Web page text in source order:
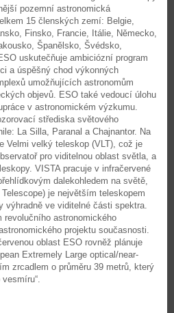
pozemní astronomická
15 členských zemí: Belgie,
Finsko, Francie, Itálie, Německo,
Španělsko, Švédsko,
uskutečňuje ambiciózní program
a úspěšný chod výkonných
umožňujících astronomům
objevů. ESO také vedoucí úlohu
v astronomickém výzkumu.
střediska světového
La Silla, Paranal a Chajnantor. Na
Velmi velký teleskop (VLT), což je
pro viditelnou oblast světla, a
VISTA pracuje v infračervené
dalekohledem na světě,
je největším teleskopem
výhradně ve viditelné části spektra.
revolučního astronomického
projektu současnosti.
oblast ESO rovněž plánuje
Extremely Large optical/near-
zrcadlem o průměru 39 metrů, který